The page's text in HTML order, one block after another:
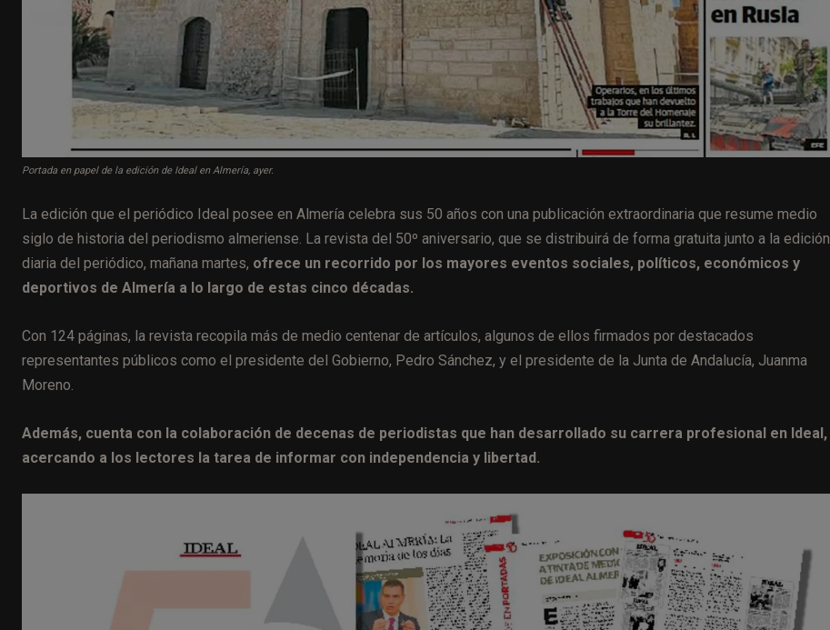
Portada en papel de la edición de Ideal en Almería, ayer.
La edición que el periódico Ideal posee en Almería celebra sus 50 años con una publicación extraordinaria que resume medio
siglo de historia del periodismo almeriense. La revista del 50º aniversario, que se distribuirá de forma gratuita junto a la edición
diaria del periódico, mañana martes, ofrece un recorrido por los mayores eventos sociales, políticos, económicos y
deportivos de Almería a lo largo de estas cinco décadas.
Con 124 páginas, la revista recopila más de medio centenar de artículos, algunos de ellos firmados por destacados
representantes públicos como el presidente del Gobierno, Pedro Sánchez, y el presidente de la Junta de Andalucía, Juanma
Moreno.
Además, cuenta con la colaboración de decenas de periodistas que han desarrollado su carrera profesional en Ideal,
acercando a los lectores la tarea de informar con independencia y libertad.